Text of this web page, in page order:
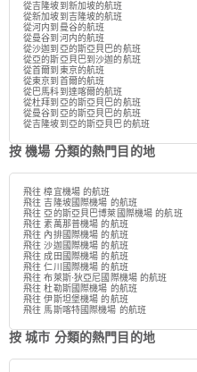
從吉隆坡到新加坡的航班
從新加坡到吉隆坡的航班
從河内到曼谷的航班
從曼谷到河内的航班
從沙迦到亞的斯亞貝巴的航班
從亞的斯亞貝巴到沙迦的航班
從首爾到東京的航班
從東京到首爾的航班
從巴馬科到達喀爾的航班
從杜拜到亞的斯亞貝巴的航班
從曼谷到亞的斯亞貝巴的航班
從吉隆坡到亞的斯亞貝巴的航班
按 機場 分類的熱門目的地
飛往 樟宜機場 的航班
飛往 吉隆坡國際機場 的航班
飛往 亞的斯亞貝巴博萊國際機場 的航班
飛往 素萬那普機場 的航班
飛往 內排國際機場 的航班
飛往 沙迦國際機場 的航班
飛往 成田國際機場 的航班
飛往 仁川國際機場 的航班
飛往 布萊斯·狄亞尼國際機場 的航班
飛往 杜勒斯國際機場 的航班
飛往 伊斯坦堡機場 的航班
飛往 馬斯喀特國際機場 的航班
按 城市 分類的熱門目的地